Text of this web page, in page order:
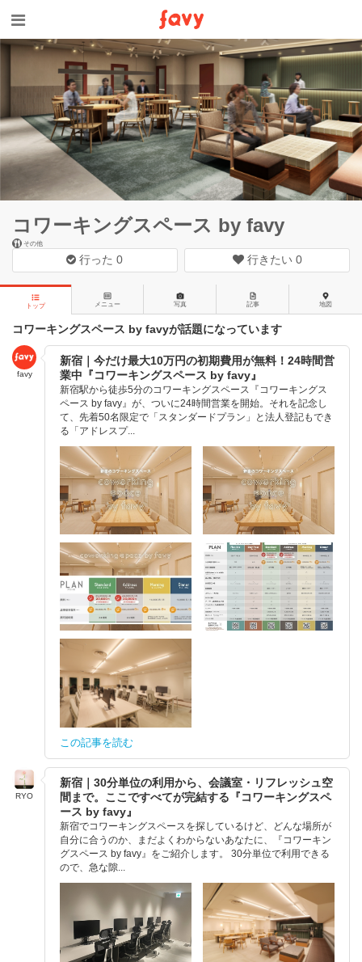
コワーキングスペース by favy
その他
行った0 行きたい 0
トップ メニュー 写真 記事 地図
コワーキングスペース by favyが話題になっています
favy
新宿｜今だけ最大10万円の初期費用が無料！24時間営
業中『コワーキングスペース by favy』
新宿駅から徒歩5分のコワーキングスペース『コワーキングス
ペース by favy』が、ついに24時間営業を開始。それを記念し
て、先着50名限定で「スタンダードプラン」と法人登記もでき
る「アドレスプ...
この記事を読む
RYO
新宿｜30分単位の利用から、会議室・リフレッシュ空
間まで。ここですべてが完結する『コワーキングスペ
ース by favy』
新宿でコワーキングスペースを探しているけど、どんな場所が
自分に合うのか、まだよくわからないあなたに、『コワーキン
グスペース by favy』をご紹介します。 30分単位で利用できる
ので、急な隙...